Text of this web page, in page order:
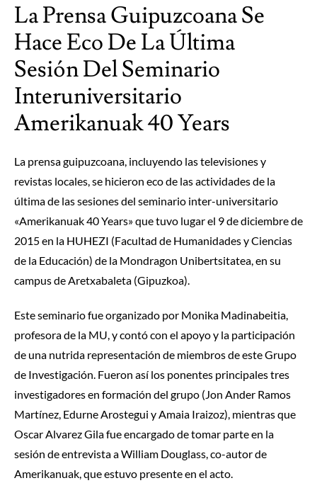
La Prensa Guipuzcoana Se
Hace Eco De La Última
Sesión Del Seminario
Interuniversitario
Amerikanuak 40 Years
La prensa guipuzcoana, incluyendo las televisiones y
revistas locales, se hicieron eco de las actividades de la
última de las sesiones del seminario inter-universitario
«Amerikanuak 40 Years» que tuvo lugar el 9 de diciembre de
2015 en la HUHEZI (Facultad de Humanidades y Ciencias
de la Educación) de la Mondragon Unibertsitatea, en su
campus de Aretxabaleta (Gipuzkoa).
Este seminario fue organizado por Monika Madinabeitia,
profesora de la MU, y contó con el apoyo y la participación
de una nutrida representación de miembros de este Grupo
de Investigación. Fueron así los ponentes principales tres
investigadores en formación del grupo (Jon Ander Ramos
Martínez, Edurne Arostegui y Amaia Iraizoz), mientras que
Oscar Alvarez Gila fue encargado de tomar parte en la
sesión de entrevista a William Douglass, co-autor de
Amerikanuak, que estuvo presente en el acto.